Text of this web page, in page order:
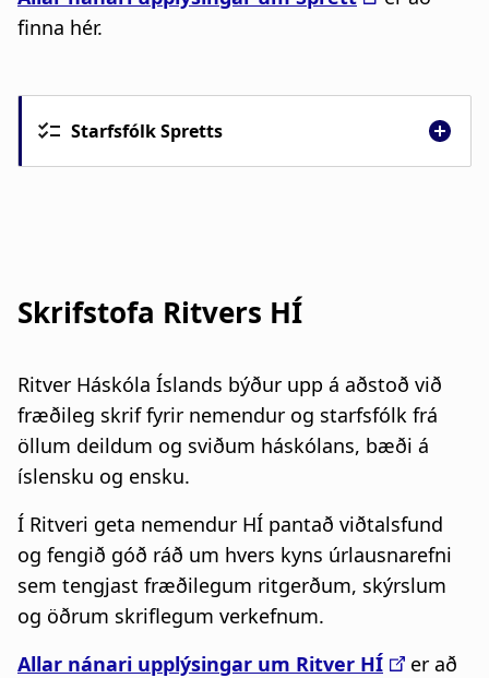
finna hér.
Starfsfólk Spretts
Skrifstofa Ritvers HÍ
Ritver Háskóla Íslands býður upp á aðstoð við
fræðileg skrif fyrir nemendur og starfsfólk frá
öllum deildum og sviðum háskólans, bæði á
íslensku og ensku.
Í Ritveri geta nemendur HÍ pantað viðtalsfund
og fengið góð ráð um hvers kyns úrlausnarefni
sem tengjast fræðilegum ritgerðum, skýrslum
og öðrum skriflegum verkefnum.
Allar nánari upplýsingar um Ritver HÍ
er að